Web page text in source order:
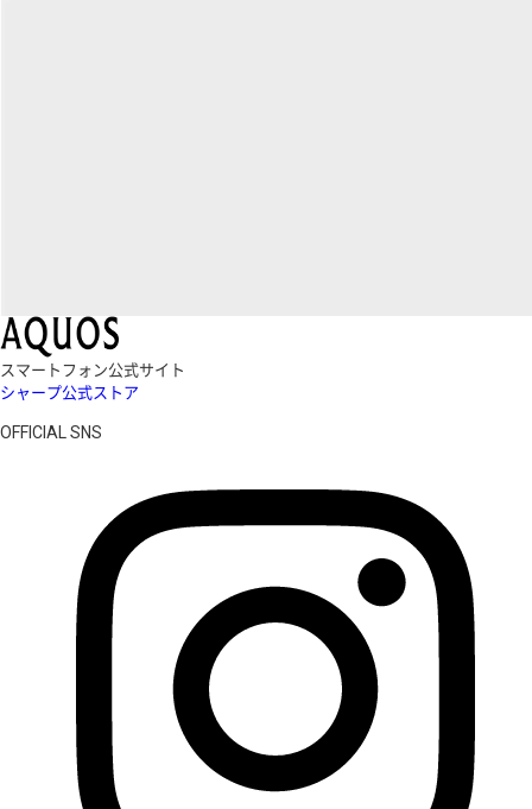
スマートフォン公式サイト
シャープ公式ストア
OFFICIAL SNS